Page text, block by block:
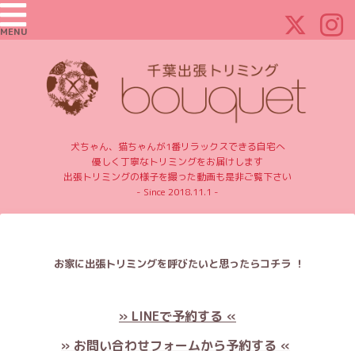
MENU
犬ちゃん、猫ちゃんが1番リラックスできる自宅へ
優しく丁寧なトリミングをお届けします
出張トリミングの様子を撮った動画も是非ご覧下さい
- Since 2018.11.1 -
お家に出張トリミングを呼びたいと思ったらコチラ ！
» LINEで予約する «
» お問い合わせフォームから予約する «